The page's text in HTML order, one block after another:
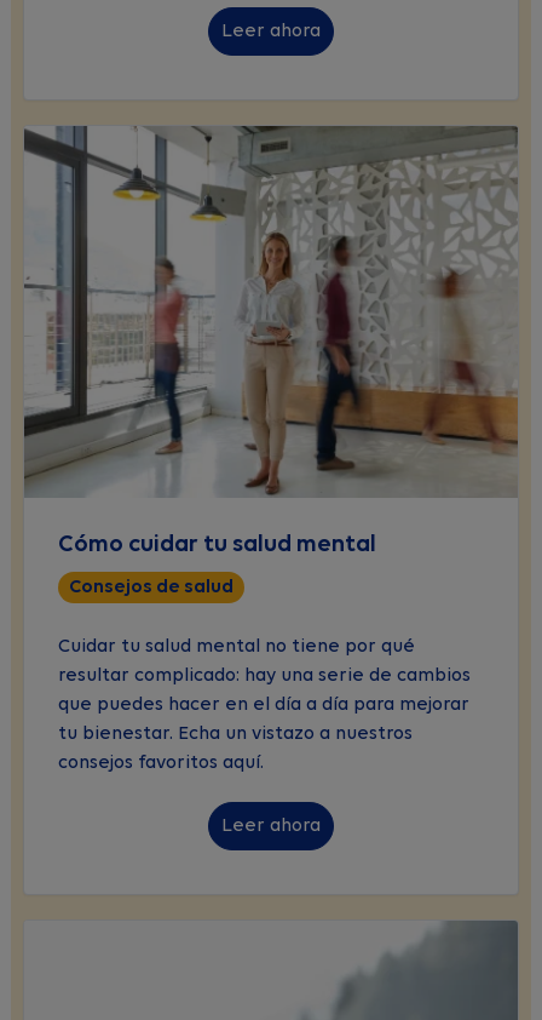
Leer ahora
Cómo cuidar tu salud mental
Consejos de salud
Cuidar tu salud mental no tiene por qué
resultar complicado: hay una serie de cambios
que puedes hacer en el día a día para mejorar
tu bienestar. Echa un vistazo a nuestros
consejos favoritos aquí.
Leer ahora